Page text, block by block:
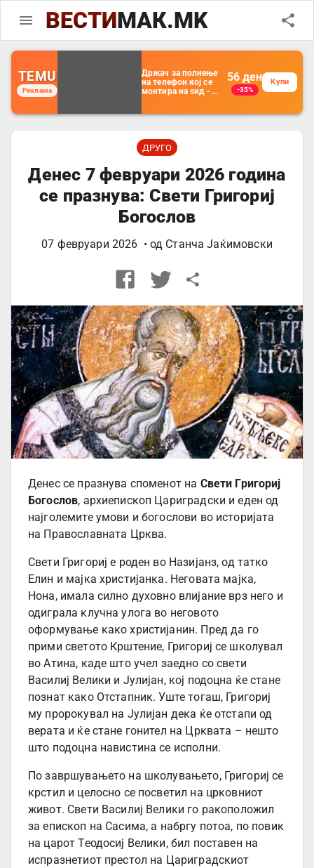
ВЕСТИМАК.MK
TEMU
Реклама
Држач за полнење
на телефон кој се
монтира на ѕид -
организатор за
далечински
управувач
56 ден
-35%
Купи
ДРУГО
Денес 7 февруари 2026 година
се празнува: Свети Григориј
Богослов
07 февруари 2026 • од Станча Јаќимовски
Денес се празнува споменот на Свети Григориј
Богослов, архиепископ Цариградски и еден од
најголемите умови и богослови во историјата
на Православната Црква.
Свети Григориј е роден во Назијанз, од татко
Елин и мајка христијанка. Неговата мајка,
Нона, имала силно духовно влијание врз него и
одиграла клучна улога во неговото
оформување како христијанин. Пред да го
прими светото Крштение, Григориј се школувал
во Атина, каде што учел заедно со свети
Василиј Велики и Јулијан, кој подоцна ќе стане
познат како Отстапник. Уште тогаш, Григориј
му пророкувал на Јулијан дека ќе отстапи од
верата и ќе стане гонител на Црквата – нешто
што подоцна навистина се исполни.
По завршувањето на школувањето, Григориј се
крстил и целосно се посветил на црковниот
живот. Свети Василиј Велики го ракоположил
за епископ на Сасима, а набргу потоа, по повик
на царот Теодосиј Велики, бил поставен на
испразнетиот престол на Цариградскиот